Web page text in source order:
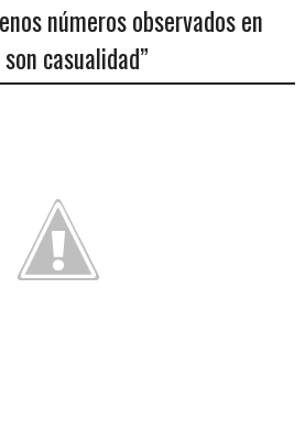
números observados en
casualidad”